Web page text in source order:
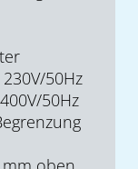
50Hz
50Hz